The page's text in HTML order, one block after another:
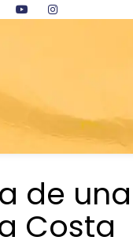
de una
Costa